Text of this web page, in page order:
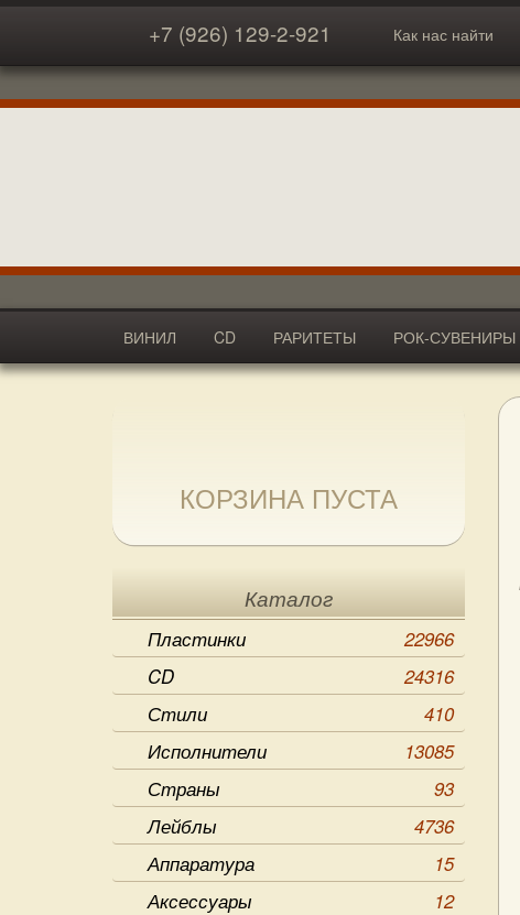
+7 (926) 129-2-921 Как нас найти
ВИНИЛ CD РАРИТЕТЫ РОК-СУВЕНИРЫ
АКСЕССУАРЫ
КОРЗИНА ПУСТА
Каталог
Пластинки
22966
CD
24316
Стили
410
Исполнители
13085
Страны
93
Лейблы
4736
Аппаратура
15
Аксессуары
12